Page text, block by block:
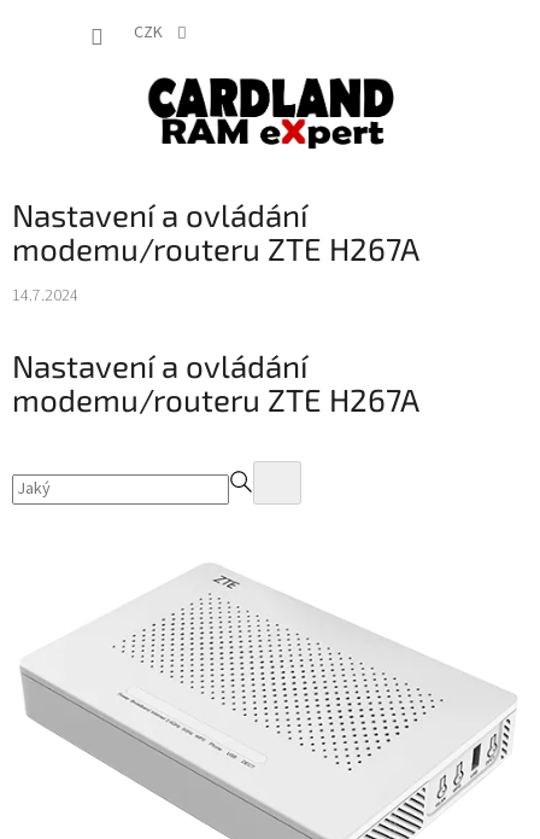
CZK
Nastavení a ovládání
modemu/routeru ZTE H267A
14.7.2024
Nastavení a ovládání
modemu/routeru ZTE H267A